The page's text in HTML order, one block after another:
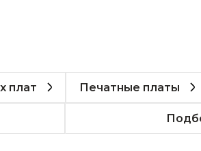
плат Печатные платы